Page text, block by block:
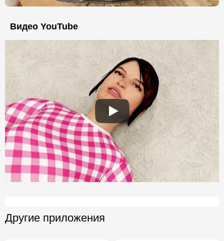
Видео YouTube
Другие приложения